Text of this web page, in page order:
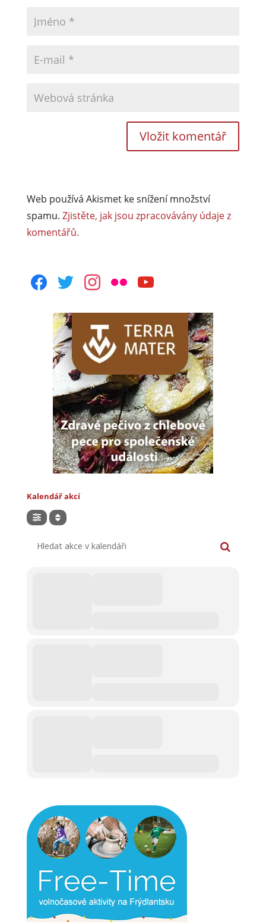
Web používá Akismet ke snížení množství
spamu. Zjistěte, jak jsou zpracovávány údaje z
komentářů.
facebooktwitterinstagram
flickr youtube
Kalendář akcí